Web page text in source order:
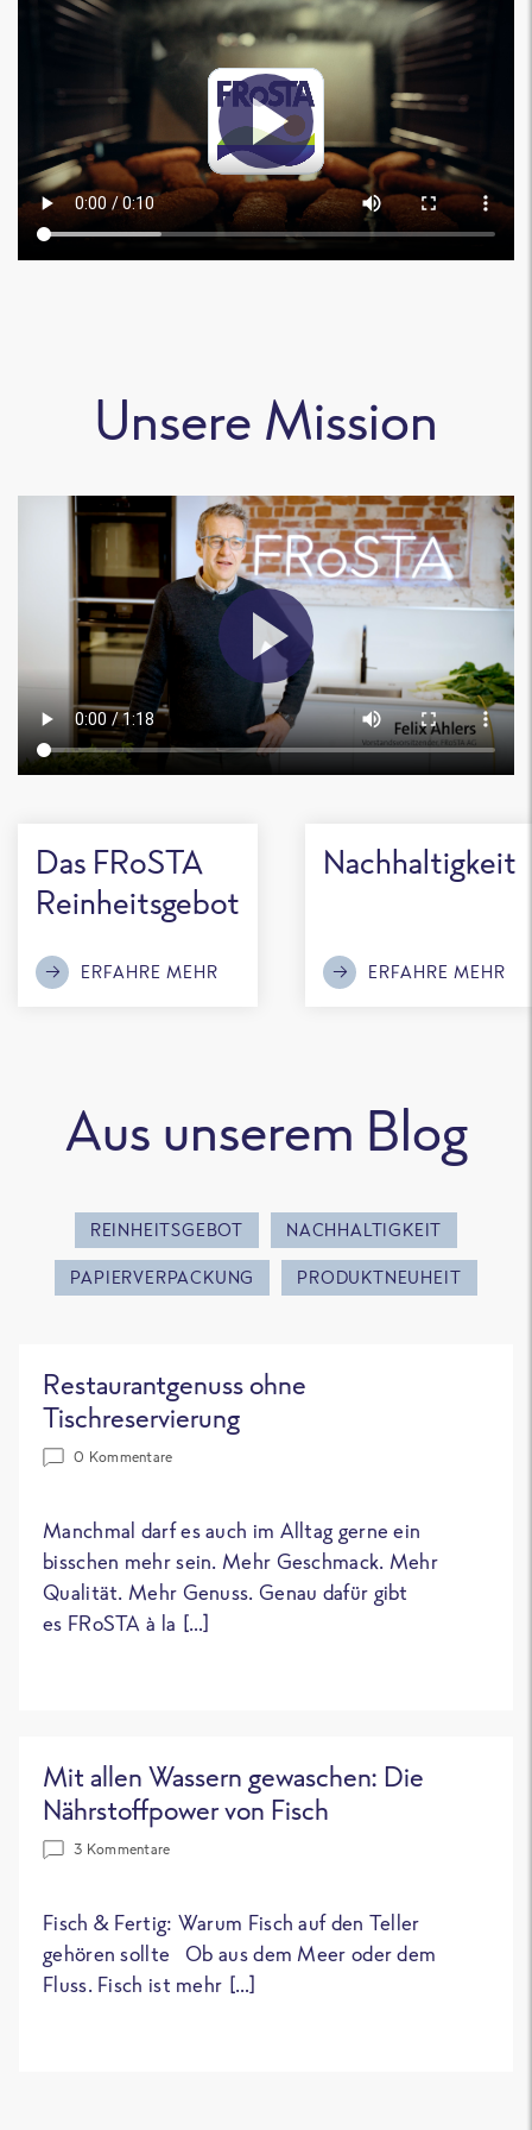
Unsere Mission
Das FRoSTA
Reinheitsgebot
ERFAHRE MEHR
Nachhaltigkeit
ERFAHRE MEHR
Aus unserem Blog
REINHEITSGEBOT NACHHALTIGKEIT
PAPIERVERPACKUNG PRODUKTNEUHEIT
Restaurantgenuss ohne
Tischreservierung
0 Kommentare
Manchmal darf es auch im Alltag gerne ein
bisschen mehr sein. Mehr Geschmack. Mehr
Qualität. Mehr Genuss. Genau dafür gibt
es FRoSTA à la […]
Mit allen Wassern gewaschen: Die
Nährstoffpower von Fisch
3 Kommentare
Fisch & Fertig: Warum Fisch auf den Teller
gehören sollte Ob aus dem Meer oder dem
Fluss. Fisch ist mehr […]